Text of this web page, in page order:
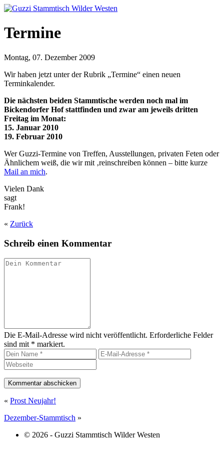
Termine
Montag, 07. Dezember 2009
Wir haben jetzt unter der Rubrik „Termine“ einen neuen
Terminkalender.
Die nächsten beiden Stammtische werden noch mal im
Bickendorfer Hof stattfinden und zwar am jeweils dritten
Freitag im Monat:
15. Januar 2010
19. Februar 2010
Wer Guzzi-Termine von Treffen, Ausstellungen, privaten Feten oder
Ähnlichem weiß, die wir mit ‚reinschreiben können – bitte kurze
Mail an mich.
Vielen Dank
sagt
Frank!
« Zurück
Schreib einen Kommentar
Die E-Mail-Adresse wird nicht veröffentlicht. Erforderliche Felder
sind mit * markiert.
« Prost Neujahr!
Dezember-Stammtisch »
© 2026 - Guzzi Stammtisch Wilder Westen